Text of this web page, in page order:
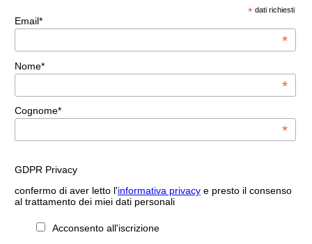
* dati richiesti
Email*
*
Nome*
*
Cognome*
*
GDPR Privacy
confermo di aver letto l'informativa privacye presto il consenso
al trattamento dei miei dati personali
Acconsento all'iscrizione